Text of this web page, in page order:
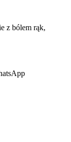
z bólem rąk,